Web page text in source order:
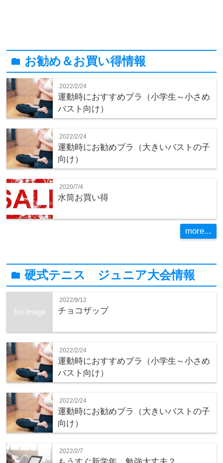
folder お勧め＆お買い得情報
2022/2/24
運動時におすすめブラ（小学生～小さめ
バスト向け）
2022/2/24
運動時にお勧めブラ（大きいバストの子
向け）
2020/7/4
水筒お買い得
more...
folder硬式テニス ジュニア大会情報
No Image
2022/9/12
チョコザップ
2022/2/24
運動時におすすめブラ（小学生～小さめ
バスト向け）
2022/2/24
運動時にお勧めブラ（大きいバストの子
向け）
2022/2/7